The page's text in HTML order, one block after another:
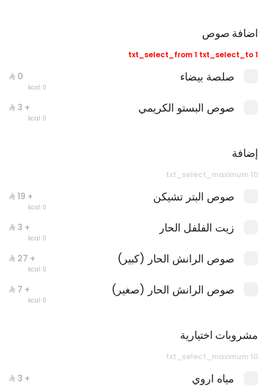
جست دنك ات بيبيروني
جست دانك ات
اضافة صوص
txt_select_from 1 txt_select_to 1
صلصة بيضاء
0 kcal
صوص البستو الكريمي + ⁨⁦‪‬ 3⁩
0 kcal
إضافة
txt_select_maximum 10
صوص البتر تشيكن + ⁨⁦‪‬ 19⁩
0 kcal
زيت الفلفل الحار + ⁨⁦‪‬ 3⁩
0 kcal
صوص الرانش الحار (كبير) + ⁨⁦‪‬ 27⁩
0 kcal
صوص الرانش الحار (صغير) + ⁨⁦‪‬ 7⁩
0 kcal
مشروبات اختيارية
txt_select_maximum 10
مياه اروي + ⁨⁦‪‬ 3⁩